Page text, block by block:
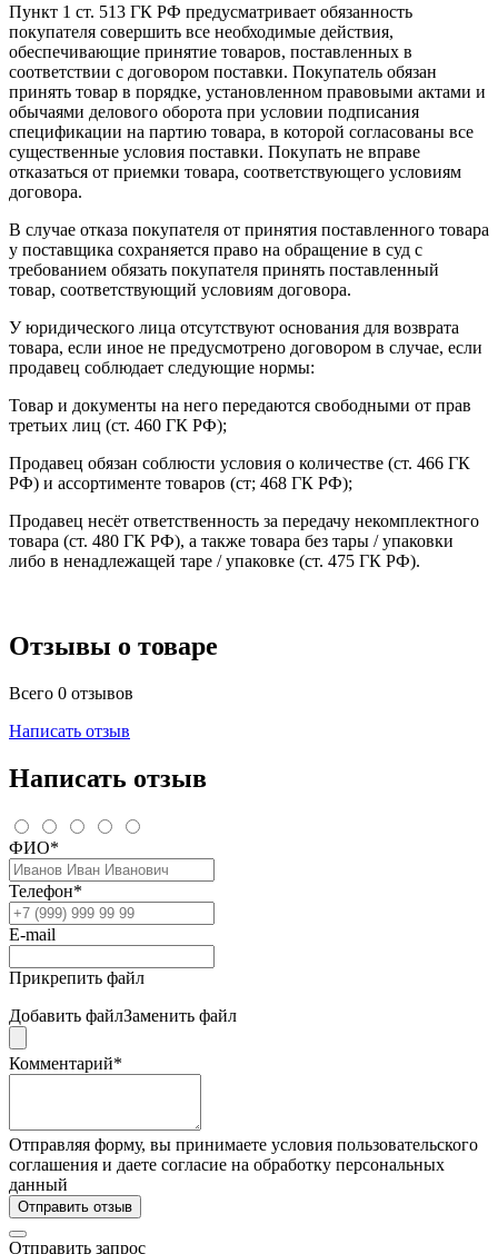
Пункт 1 ст. 513 ГК РФ предусматривает обязанность
покупателя совершить все необходимые действия,
обеспечивающие принятие товаров, поставленных в
соответствии с договором поставки. Покупатель обязан
принять товар в порядке, установленном правовыми актами и
обычаями делового оборота при условии подписания
спецификации на партию товара, в которой согласованы все
существенные условия поставки. Покупать не вправе
отказаться от приемки товара, соответствующего условиям
договора.
В случае отказа покупателя от принятия поставленного товара
у поставщика сохраняется право на обращение в суд с
требованием обязать покупателя принять поставленный
товар, соответствующий условиям договора.
У юридического лица отсутствуют основания для возврата
товара, если иное не предусмотрено договором в случае, если
продавец соблюдает следующие нормы:
Товар и документы на него передаются свободными от прав
третьих лиц (ст. 460 ГК РФ);
Продавец обязан соблюсти условия о количестве (ст. 466 ГК
РФ) и ассортименте товаров (ст; 468 ГК РФ);
Продавец несёт ответственность за передачу некомплектного
товара (ст. 480 ГК РФ), а также товара без тары / упаковки
либо в ненадлежащей таре / упаковке (ст. 475 ГК РФ).
Отзывы о товаре
Всего 0 отзывов
Написать отзыв
Написать отзыв
ФИО*
Телефон*
E-mail
Прикрепить файл
Добавить файлЗаменить файл
Комментарий*
Отправляя форму, вы принимаете условия пользовательского
соглашения и даете согласие на обработку персональных
данный
Отправить отзыв
Отправить запрос